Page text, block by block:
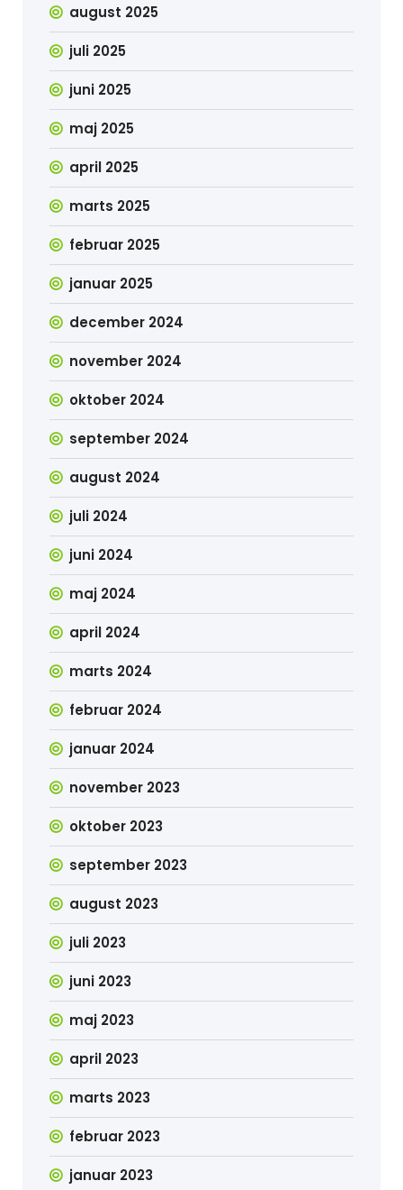
august 2025
juli 2025
juni 2025
maj 2025
april 2025
marts 2025
februar 2025
januar 2025
december 2024
november 2024
oktober 2024
september 2024
august 2024
juli 2024
juni 2024
maj 2024
april 2024
marts 2024
februar 2024
januar 2024
november 2023
oktober 2023
september 2023
august 2023
juli 2023
juni 2023
maj 2023
april 2023
marts 2023
februar 2023
januar 2023